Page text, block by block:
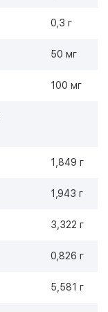
0,3 г
50 мг
100 мг
1,849 г
1,943 г
3,322 г
0,826 г
5,581 г